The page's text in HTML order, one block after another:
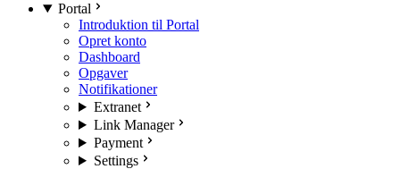
Portal
Introduktion til Portal
Opret konto
Dashboard
Opgaver
Notifikationer
Extranet
Link Manager
Payment
Settings